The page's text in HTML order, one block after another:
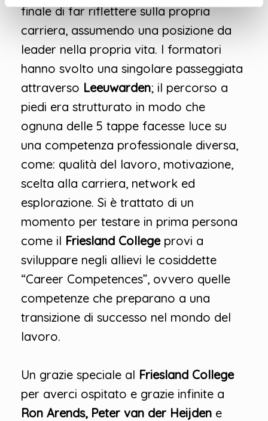
finale di far riflettere sulla propria
carriera, assumendo una posizione da
leader nella propria vita. I formatori
hanno svolto una singolare passeggiata
attraverso Leeuwarden; il percorso a
piedi era strutturato in modo che
ognuna delle 5 tappe facesse luce su
una competenza professionale diversa,
come: qualità del lavoro, motivazione,
scelta alla carriera, network ed
esplorazione. Si è trattato di un
momento per testare in prima persona
come il Friesland Collegeprovi a
sviluppare negli allievi le cosiddette
“Career Competences”, ovvero quelle
competenze che preparano a una
transizione di successo nel mondo del
lavoro.
Un grazie speciale al Friesland College
per averci ospitato e grazie infinite a
Ron Arends, Peter van der Heijden e